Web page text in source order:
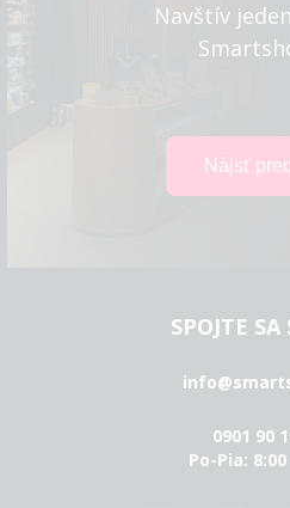
Navštív
SPOJTE
0901 90
Po-Pia: